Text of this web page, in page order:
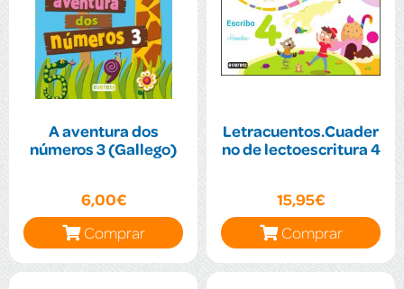
A aventura dos
números 3 (Gallego)
6,00€
Comprar
Letracuentos.Cuader
no de lectoescritura 4
15,95€
Comprar